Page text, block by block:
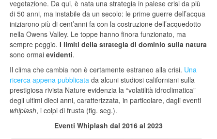
vegetazione. Da qui, è nata una strategia in palese crisi da più
di 50 anni, ma instabile da un secolo: le prime guerre dell’acqua
iniziarono più di cent’anni fa con la costruzione dell’acquedotto
nella Owens Valley. Le toppe hanno finora funzionato, ma
sempre peggio. I limiti della strategia di dominio sulla natura
sono ormai evidenti.
Il clima che cambia non è certamente estraneo alla crisi. Una
ricerca appena pubblicata da alcuni studiosi californiani sulla
prestigiosa rivista Nature evidenzia la “volatilità idroclimatica”
degli ultimi dieci anni, caratterizzata, in particolare, dagli eventi
whiplash, i colpi di frusta (fig. seg.).
Eventi Whiplash dal 2016 al 2023